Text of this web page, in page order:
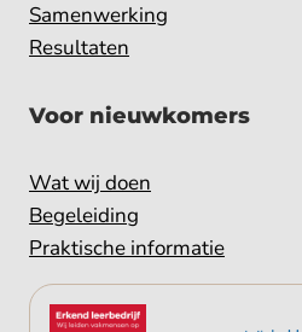
Samenwerking
Resultaten
Voor nieuwkomers
Wat wij doen
Begeleiding
Praktische informatie